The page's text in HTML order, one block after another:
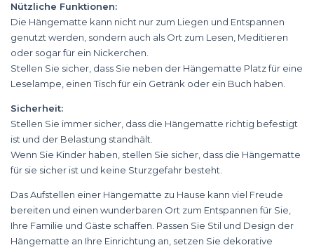
Nützliche Funktionen:
Die Hängematte kann nicht nur zum Liegen und Entspannen
genutzt werden, sondern auch als Ort zum Lesen, Meditieren
oder sogar für ein Nickerchen.
Stellen Sie sicher, dass Sie neben der Hängematte Platz für eine
Leselampe, einen Tisch für ein Getränk oder ein Buch haben.
Sicherheit:
Stellen Sie immer sicher, dass die Hängematte richtig befestigt
ist und der Belastung standhält.
Wenn Sie Kinder haben, stellen Sie sicher, dass die Hängematte
für sie sicher ist und keine Sturzgefahr besteht.
Das Aufstellen einer Hängematte zu Hause kann viel Freude
bereiten und einen wunderbaren Ort zum Entspannen für Sie,
Ihre Familie und Gäste schaffen. Passen Sie Stil und Design der
Hängematte an Ihre Einrichtung an, setzen Sie dekorative